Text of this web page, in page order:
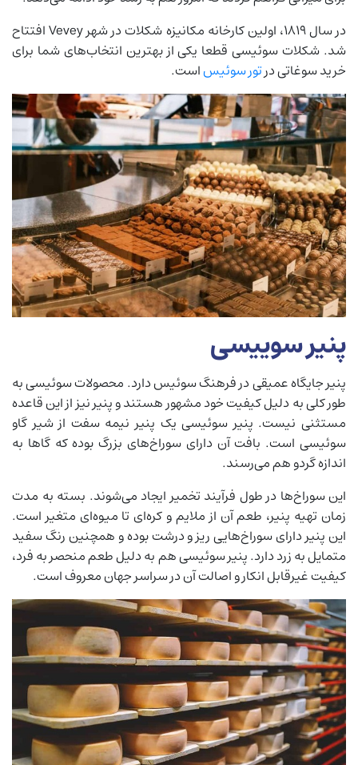
در سال 1819، اولین کارخانه مکانیزه شکلات در شهر Vevey افتتاح
شد. شکلات سوئیسی قطعا یکی از بهترین انتخاب‌های شما برای
خرید سوغاتی درتور سوئیساست.
پنیر سوییسی
پنیر جایگاه عمیقی در فرهنگ سوئیس دارد. محصولات سوئیسی به
طور کلی به دلیل کیفیت خود مشهور هستند و پنیر نیز از این قاعده
مستثنی نیست. پنیر سوئیسی یک پنیر نیمه سفت از شیر ​​گاو
سوئیسی است. بافت آن دارای سوراخ‌های بزرگ بوده که گاها به
اندازه گردو هم می‌رسند.
این سوراخ‌ها در طول فرآیند تخمیر ایجاد می‌شوند. بسته به مدت
زمان تهیه پنیر، طعم آن از ملایم و کره‌ای تا میوه‌ای متغیر است.
این پنیر دارای سوراخ‌هایی ریز و درشت بوده و همچنین رنگ سفید
متمایل به زرد دارد. پنیر سوئیسی هم به دلیل طعم منحصر به فرد،
کیفیت غیرقابل انکار و اصالت آن در سراسر جهان معروف است.